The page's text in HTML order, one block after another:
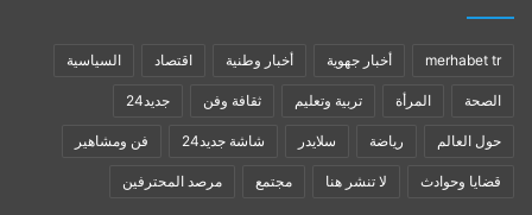
merhabet tr أخبار جهوية أخبار وطنية اقتصاد السياسية
الصحة المرأة تربية وتعليم ثقافة وفن جديد24
حول العالم رياضة سلايدر شاشة جديد24 فن ومشاهير
قضايا وحوادث لا تنشر هنا مجتمع مرصد المحترفين